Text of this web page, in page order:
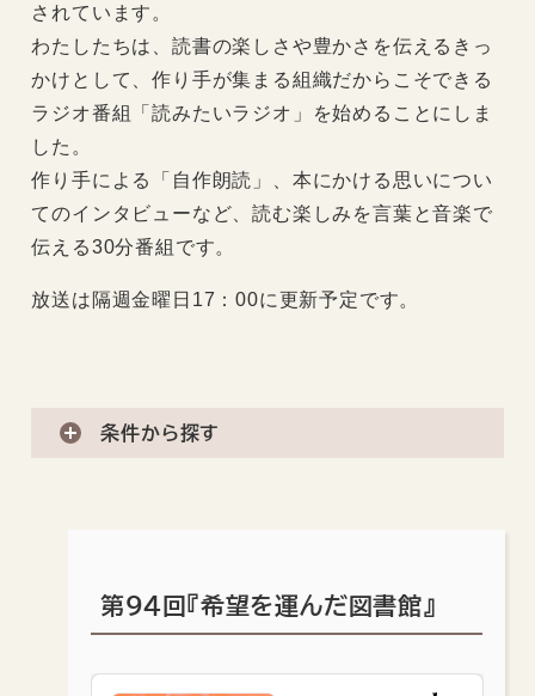
されています。
わたしたちは、読書の楽しさや豊かさを伝えるきっ
かけとして、作り手が集まる組織だからこそできる
ラジオ番組「読みたいラジオ」を始めることにしま
した。
作り手による「自作朗読」、本にかける思いについ
てのインタビューなど、読む楽しみを言葉と音楽で
伝える30分番組です。
放送は隔週金曜日17：00に更新予定です。
条件から探す
第94回『希望を運んだ図書館』